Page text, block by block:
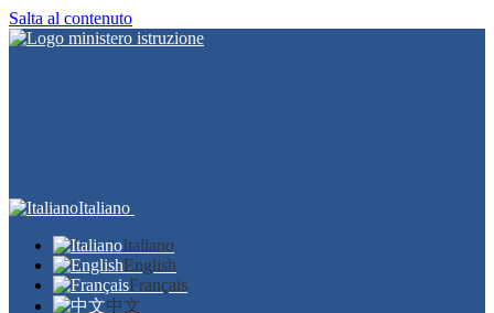
Salta al contenuto
Italiano
Italiano
English
Français
中文